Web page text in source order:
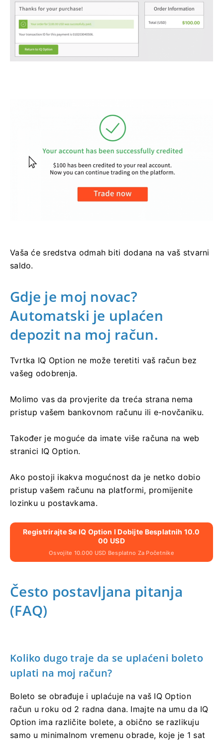
Vaša će sredstva odmah biti dodana na vaš stvarni
saldo.
Gdje je moj novac?
Automatski je uplaćen
depozit na moj račun.
Tvrtka IQ Option ne može teretiti vaš račun bez
vašeg odobrenja.
Molimo vas da provjerite da treća strana nema
pristup vašem bankovnom računu ili e-novčaniku.
Također je moguće da imate više računa na web
stranici IQ Option.
Ako postoji ikakva mogućnost da je netko dobio
pristup vašem računu na platformi, promijenite
lozinku u postavkama.
Registrirajte Se IQ Option I Dobijte Besplatnih 10.0
00 USD
Osvojite 10.000 USD Besplatno Za Početnike
Često postavljana pitanja
(FAQ)
Koliko dugo traje da se uplaćeni boleto
uplati na moj račun?
Boleto se obrađuje i uplaćuje na vaš IQ Option
račun u roku od 2 radna dana. Imajte na umu da IQ
Option ima različite bolete, a obično se razlikuju
samo u minimalnom vremenu obrade, koje je 1 sat